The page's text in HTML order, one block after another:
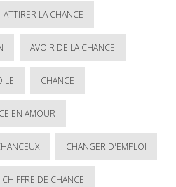
ATTIRER LA CHANCE
AVOIR DE LA CHANCE
CHANCE
EN AMOUR
CHANGER D'EMPLOI
CHIFFRE DE CHANCE